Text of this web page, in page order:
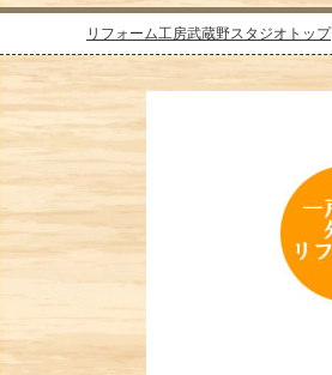
リフォーム工房武蔵野スタジオトップ